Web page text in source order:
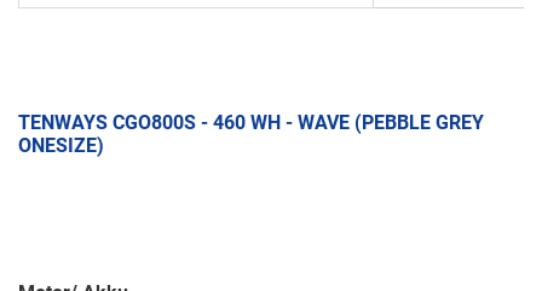
TENWAYS CGO800S - 460 WH - WAVE (PEBBLE GREY
ONESIZE)